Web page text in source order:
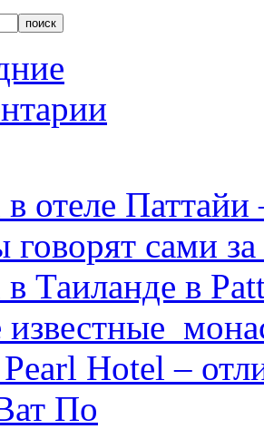
отеле
говорят сами за
Таиланде в
Hotel –
По